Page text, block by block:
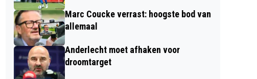
Marc Coucke verrast: hoogste bod van
allemaal
Anderlecht moet afhaken voor
droomtarget